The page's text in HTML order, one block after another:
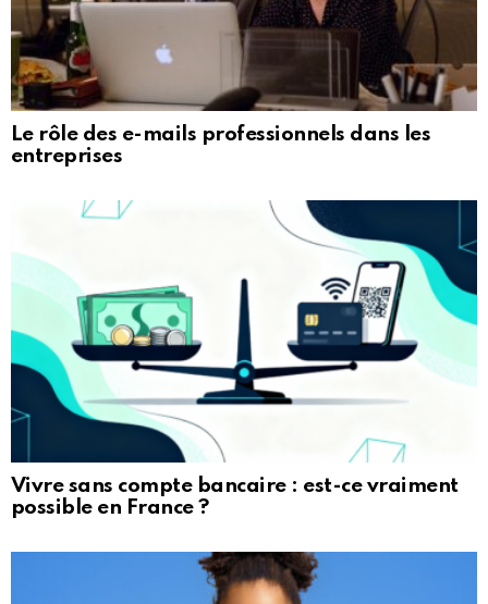
Le rôle des e-mails professionnels dans les
entreprises
Vivre sans compte bancaire : est-ce vraiment
possible en France ?